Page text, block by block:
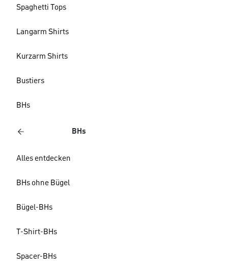
Spaghetti Tops
Langarm Shirts
Kurzarm Shirts
Bustiers
BHs
BHs
Alles entdecken
BHs ohne Bügel
Bügel-BHs
T-Shirt-BHs
Spacer-BHs